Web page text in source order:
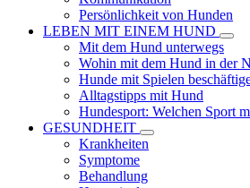
Persönlichkeit von Hunden
LEBEN MIT EINEM HUND
Mit dem Hund unterwegs
Wohin mit dem Hund in der
Hunde mit Spielen
Alltagstipps mit Hund
Hundesport: Welchen Sport
GESUNDHEIT
Krankheiten
Symptome
Behandlung